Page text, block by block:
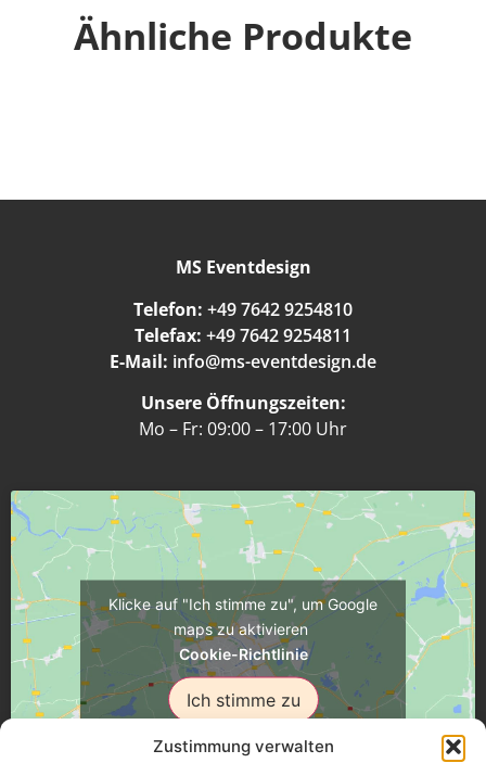
Zustimmung verwalten
Ähnliche Produkte
MS Eventdesign
Telefon: +49 7642 9254810
Telefax: +49 7642 9254811
E-Mail: info@ms-eventdesign.de
Unsere Öffnungszeiten:
Mo – Fr: 09:00 – 17:00 Uhr
Klicke auf "Ich stimme zu", um Google
maps zu aktivieren
Cookie-Richtlinie
Ich stimme zu